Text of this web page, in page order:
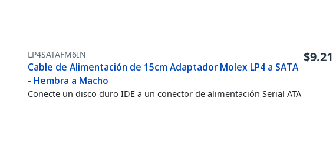
LP4SATAFM6IN
Cable de Alimentación de 15cm Adaptador Molex LP4 a SATA
- Hembra a Macho
Conecte un disco duro IDE a un conector de alimentación Serial ATA
$9.21